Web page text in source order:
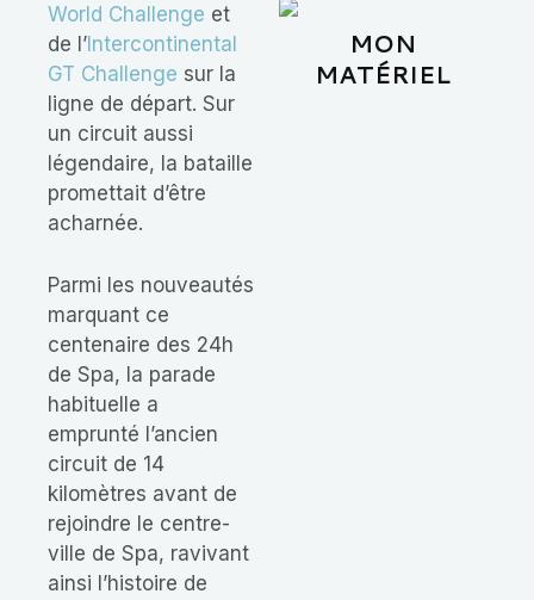
World Challenge et
de l’ Intercontinental
GT Challenge sur la
ligne de départ. Sur
un circuit aussi
légendaire, la bataille
promettait d’être
acharnée.
Parmi les nouveautés
marquant ce
centenaire des 24h
de Spa, la parade
habituelle a
emprunté l’ancien
circuit de 14
kilomètres avant de
rejoindre le centre-
ville de Spa, ravivant
ainsi l’histoire de
MON
MATÉRIEL